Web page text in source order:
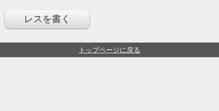
レスを書く
トップページに戻る